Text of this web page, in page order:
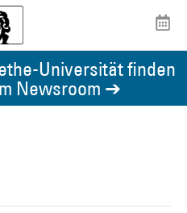
Universität finden
Newsroom ➔